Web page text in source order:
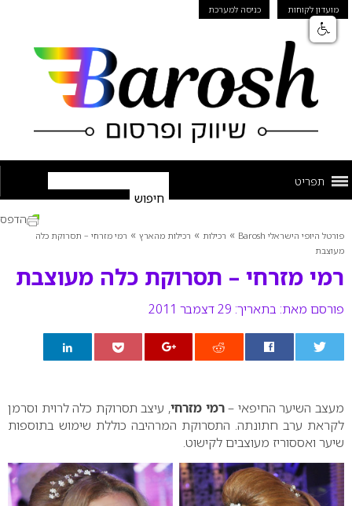
מועדון לקוחות כניסה למערכת
תפריט
פורטל היופי הישראלי Barosh » רכילות » רכילות מהארץ » רמי מזרחי – תסרוקת כלה
מעוצבת
רמי מזרחי – תסרוקת כלה מעוצבת
פורסם מאת: בתאריך: 29 דצמבר 2011
הדפס
מעצב השיער החיפאי –רמי מזרחי, עיצב תסרוקת כלה לרוית וסרמן
לקראת ערב חתונתה. התסרוקת המרהיבה כוללת שימוש בתוספות
שיער ואססוריז מעוצבים לקישוט.